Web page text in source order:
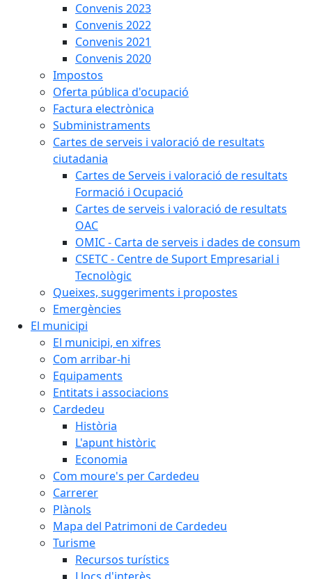
Convenis 2023
Convenis 2022
Convenis 2021
Convenis 2020
Impostos
Oferta pública d'ocupació
Factura electrònica
Subministraments
Cartes de serveis i valoració de resultats
ciutadania
Cartes de Serveis i valoració de resultats
Formació i Ocupació
Cartes de serveis i valoració de resultats
OAC
OMIC - Carta de serveis i dades de consum
CSETC - Centre de Suport Empresarial i
Tecnològic
Queixes, suggeriments i propostes
Emergències
El municipi
El municipi, en xifres
Com arribar-hi
Equipaments
Entitats i associacions
Cardedeu
Història
L'apunt històric
Economia
Com moure's per Cardedeu
Carrerer
Plànols
Mapa del Patrimoni de Cardedeu
Turisme
Recursos turístics